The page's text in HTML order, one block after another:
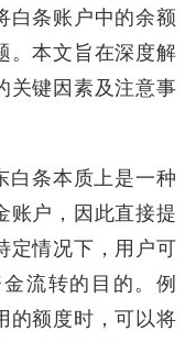
白条账户中的余额
。本文旨在深度解
关键因素及注意事
白条本质上是一种
账户，因此直接提
定情况下，用户可
流转的目的。例
的额度时，可以将